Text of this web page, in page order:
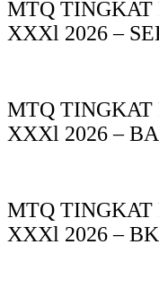
MTQ TINGKAT
XXXl 2026 –
MTQ TINGKAT
XXXl 2026 –
MTQ TINGKAT
XXXl 2026 –